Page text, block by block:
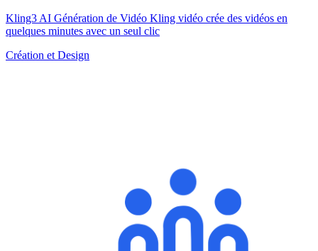
Kling3 AI Génération de Vidéo Kling vidéo crée des vidéos en
quelques minutes avec un seul clic
Création et Design